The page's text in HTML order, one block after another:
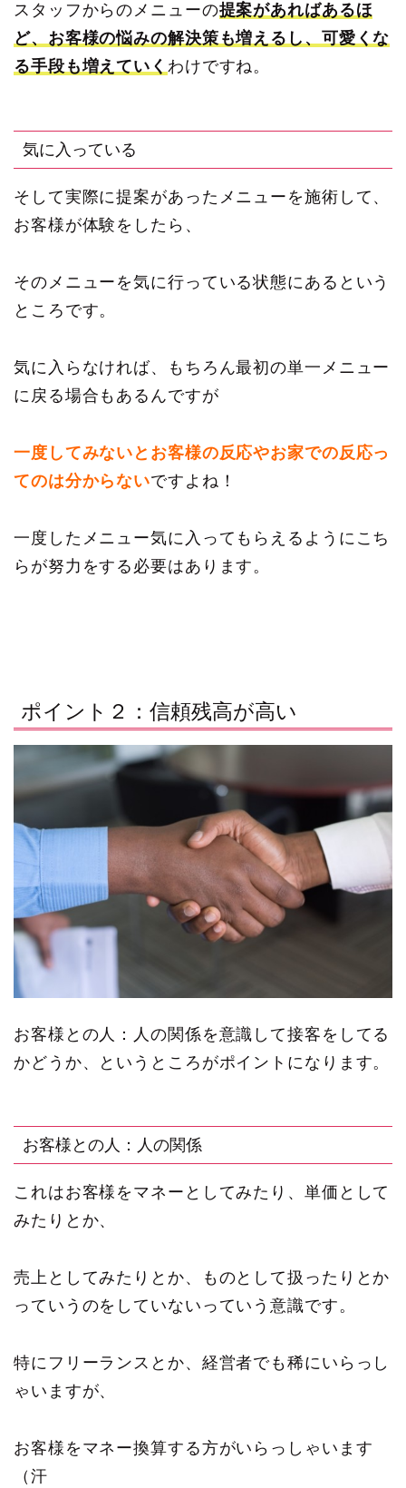
スタッフからのメニューの提案があればあるほ
ど、お客様の悩みの解決策も増えるし、可愛くな
る手段も増えていく わけですね。
気に入っている
そして実際に提案があったメニューを施術して、
お客様が体験をしたら、
そのメニューを気に行っている状態にあるという
ところです。
気に入らなければ、もちろん最初の単一メニュー
に戻る場合もあるんですが
一度してみないとお客様の反応やお家での反応っ
てのは分からないですよね！
一度したメニュー気に入ってもらえるようにこち
らが努力をする必要はあります。
ポイント２：信頼残高が高い
お客様との人：人の関係を意識して接客をしてる
かどうか、というところがポイントになります。
お客様との人：人の関係
これはお客様をマネーとしてみたり、単価として
みたりとか、
売上としてみたりとか、ものとして扱ったりとか
っていうのをしていないっていう意識です。
特にフリーランスとか、経営者でも稀にいらっし
ゃいますが、
お客様をマネー換算する方がいらっしゃいます
（汗